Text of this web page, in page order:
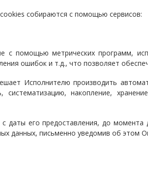
собираются с помощью сервисов:
с помощью метрических программ,
ошибок и т.д., что позволяет
Исполнителю производить
систематизацию, накопление,
с даты его предоставления, до
данных, письменно уведомив об этом